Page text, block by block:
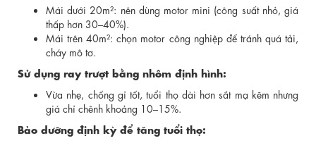
Mái dưới 20m²: nên dùng motor mini (công suất nhỏ, giá
thấp hơn 30–40%).
Mái trên 40m²: chọn motor công nghiệp để tránh quá tải,
cháy mô tơ.
Sử dụng ray trượt bằng nhôm định hình:
Vừa nhẹ, chống gỉ tốt, tuổi thọ dài hơn sắt mạ kẽm nhưng
giá chỉ chênh khoảng 10–15%.
Bảo dưỡng định kỳ để tăng tuổi thọ: